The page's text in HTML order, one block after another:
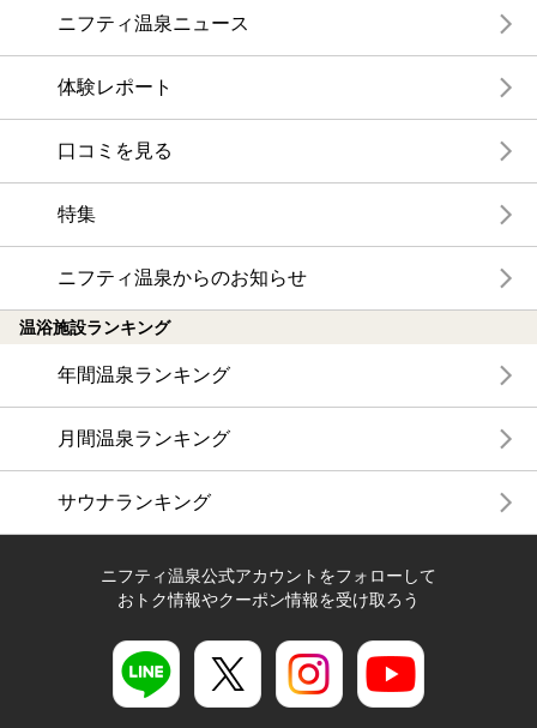
ニフティ温泉ニュース
体験レポート
口コミを見る
特集
ニフティ温泉からのお知らせ
温浴施設ランキング
年間温泉ランキング
月間温泉ランキング
サウナランキング
ニフティ温泉公式アカウントをフォローして
おトク情報やクーポン情報を受け取ろう